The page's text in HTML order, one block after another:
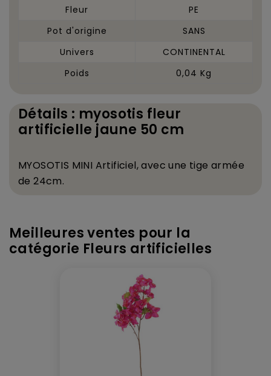
Fleur
PE
Pot d'origine
SANS
Univers
CONTINENTAL
Poids
0,04 Kg
Détails : myosotis fleur
artificielle jaune 50 cm
MYOSOTIS MINI Artificiel, avec une tige armée
de 24cm.
Meilleures ventes pour la
catégorie Fleurs artificielles